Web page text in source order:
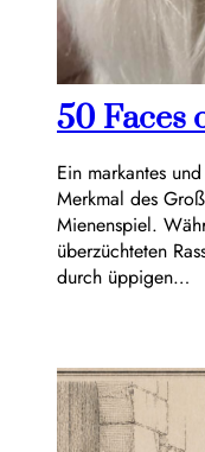
50 Faces
Ein markantes
Merkmal des
Mienenspiel.
überzüchteten
durch üppigen…